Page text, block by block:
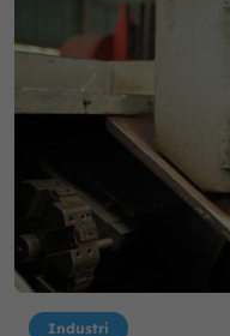
Industri